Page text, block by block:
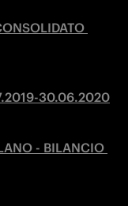
30.06.2020
- BILANCIO